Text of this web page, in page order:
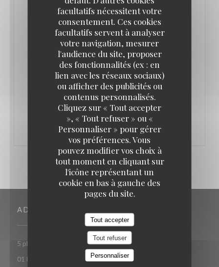
facultatifs nécessitent votre
consentement. Ces cookies
facultatifs servent à analyser
votre navigation, mesurer
l'audience du site, proposer
des fonctionnalités (ex : en
lien avec les réseaux sociaux)
ou afficher des publicités ou
contenus personnalisés.
Cliquez sur « Tout accepter
», « Tout refuser » ou «
Personnaliser » pour gérer
vos préférences. Vous
pouvez modifier vos choix à
tout moment en cliquant sur
l'icône représentant un
cookie en bas à gauche des
pages du site.
Tout accepter
Tout refuser
Personnaliser
- Desserts à partager (ou pas 😏)
Une soirée placée sous le signe de la gourmandise,
du plaisir et du romantisme, dans une ambiance
chaleureuse et élégante ✨
📅 Vendredi 14 février
📍 L’Authentic
PLUS D'INFORMATIONS((OUVRE UNE NOUVELLE
ADRESSE
5 place Toscane 77700 Serris-Val d'Europe
01 85 15 27 71